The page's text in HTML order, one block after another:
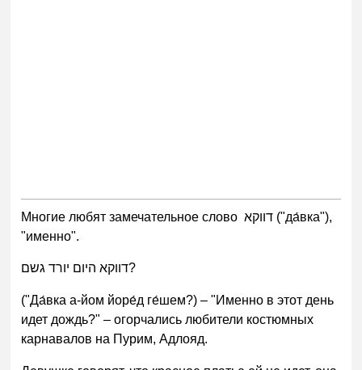
Многие любят замечательное слово דווקא ("да́вка"),
"именно".
דווקא היום יורד גשם?
("Да́вка а-йом йоре́д ге́шем?) – "Именно в этот день
идет дождь?" – огорчались любители костюмных
карнавалов на Пурим, Адлояд.